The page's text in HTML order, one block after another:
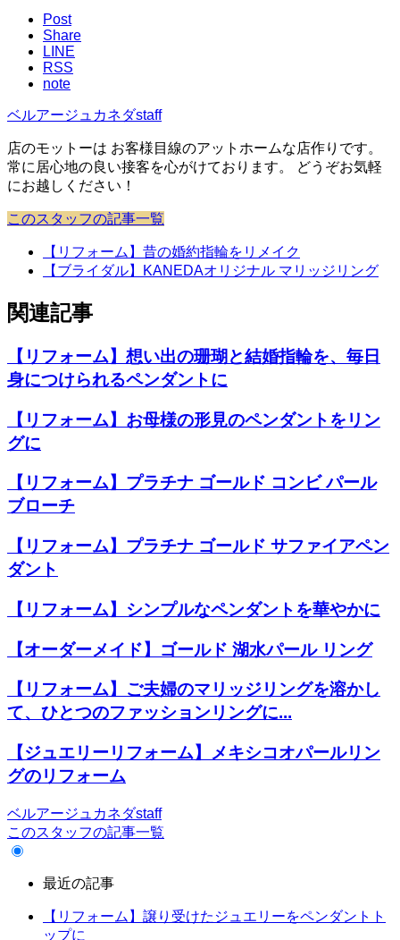
Post
Share
LINE
RSS
note
ベルアージュカネダstaff
店のモットーは お客様目線のアットホームな店作りです。
常に居心地の良い接客を心がけております。 どうぞお気軽
にお越しください！
このスタッフの記事一覧
【リフォーム】昔の婚約指輪をリメイク
【ブライダル】KANEDAオリジナル マリッジリング
関連記事
【リフォーム】想い出の珊瑚と結婚指輪を、毎日
身につけられるペンダントに
【リフォーム】お母様の形見のペンダントをリン
グに
【リフォーム】プラチナ ゴールド コンビ パール
ブローチ
【リフォーム】プラチナ ゴールド サファイアペン
ダント
【リフォーム】シンプルなペンダントを華やかに
【オーダーメイド】ゴールド 湖水パール リング
【リフォーム】ご夫婦のマリッジリングを溶かし
て、ひとつのファッションリングに...
【ジュエリーリフォーム】メキシコオパールリン
グのリフォーム
ベルアージュカネダstaff
このスタッフの記事一覧
最近の記事
【リフォーム】譲り受けたジュエリーをペンダントト
ップに